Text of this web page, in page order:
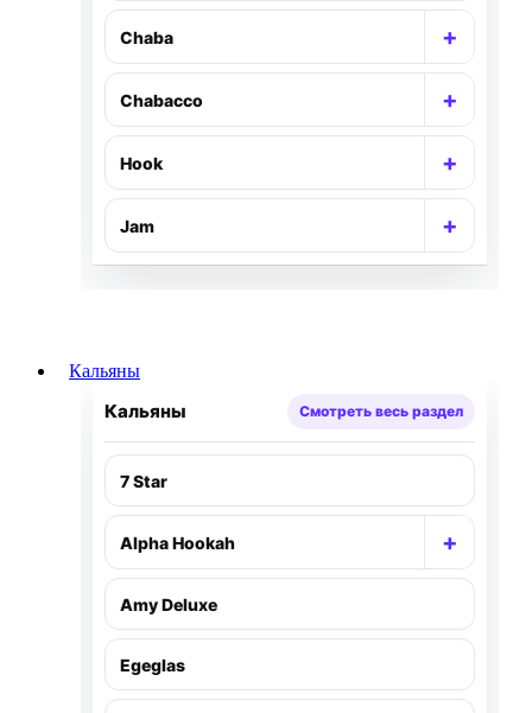
Chaba +
Chabacco +
Hook +
Jam +
Кальяны
Кальяны Смотреть весь раздел
7 Star
Alpha Hookah +
Amy Deluxe
Egeglas